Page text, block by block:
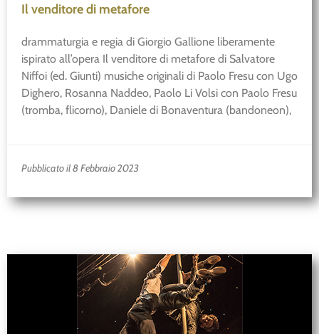
Il venditore di metafore
drammaturgia e regia di Giorgio Gallione liberamente
ispirato all’opera Il venditore di metafore di Salvatore
Niffoi (ed. Giunti) musiche originali di Paolo Fresu con Ugo
Dighero, Rosanna Naddeo, Paolo Li Volsi con Paolo Fresu
(tromba, flicorno), Daniele di Bonaventura (bandoneon),
Pubblicato il 8 Febbraio 2023